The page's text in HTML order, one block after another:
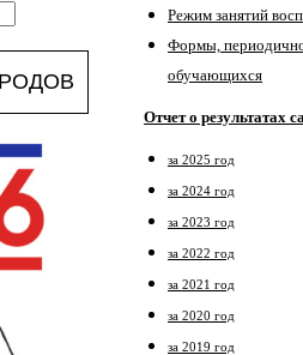
Режим занятий
Формы,
обучающихся
Отчет о
за 2025 год
за 2024 год
за 2023 год
за 2022 год
за 2021 год
за 2020 год
за 2019 год